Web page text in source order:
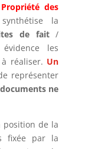
des
la
de fait/
les
réaliser. Un
représenter
ne
position de la
fixée par la